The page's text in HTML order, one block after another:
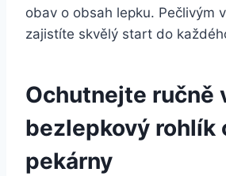
obav o obsah lepku. Pečlivým
zajistíte skvělý start do
Ochutnejte ručně
bezlepkový rohlík
pekárny